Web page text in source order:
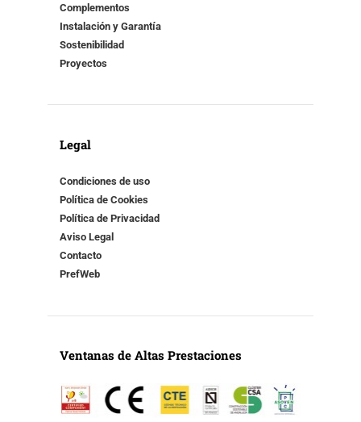
Complementos
Instalación y Garantía
Sostenibilidad
Proyectos
Legal
Condiciones de uso
Política de Cookies
Política de Privacidad
Aviso Legal
Contacto
PrefWeb
Ventanas de Altas Prestaciones